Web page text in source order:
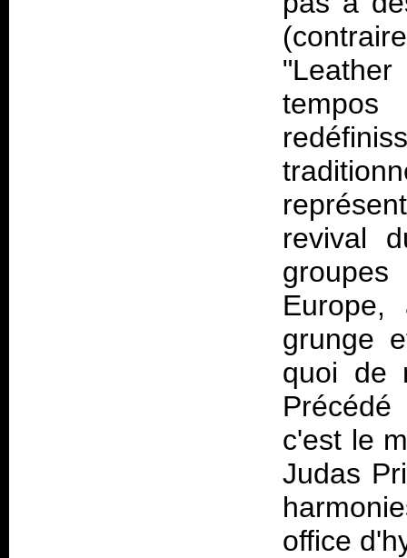
revival
grunge
quoi de
c'est le
Judas
office